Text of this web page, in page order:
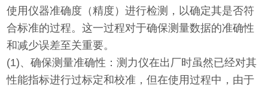
使用仪器准确度（精度）进行检测，以确定其是否符
合标准的过程。这一过程对于确保测量数据的准确性
和减少误差至关重要。
(1)、确保测量准确性：测力仪在出厂时虽然已经对其
性能指标进行过标定和校准，但在使用过程中，由于